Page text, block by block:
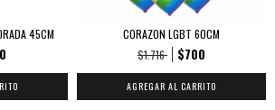
45CM
CORAZON LGBT 60CM
$1.716
$700